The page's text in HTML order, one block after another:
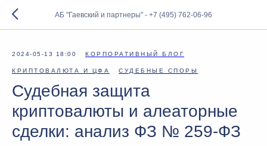
АБ "Гаевский и партнеры" - +7 (495) 762-06-96
2024-05-13 18:00 КОРПОРАТИВНЫЙ БЛОГ
КРИПТОВАЛЮТА И ЦФА СУДЕБНЫЕ СПОРЫ
Судебная защита
криптовалюты и алеаторные
сделки: анализ ФЗ № 259-ФЗ